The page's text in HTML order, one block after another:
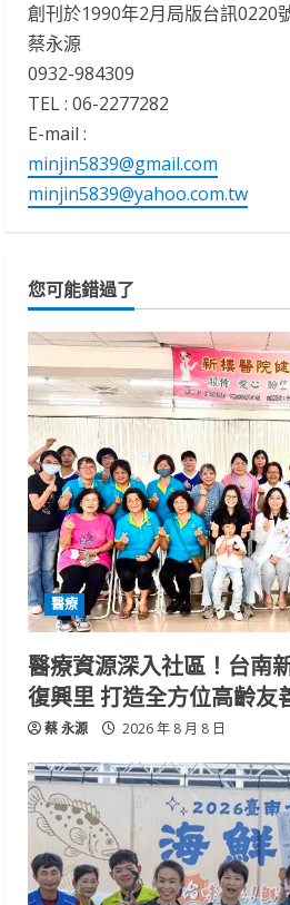
創刊於1990年2月局版台訊0220
蔡永源
0932-984309
TEL : 06-2277282
E-mail :
minjin5839@gmail.com
minjin5839@yahoo.com.tw
您可能錯過了
醫療
醫療資源深入社區！台南
復興里 打造全方位高齡友
蔡 永源 2026 年 8 月 8 日